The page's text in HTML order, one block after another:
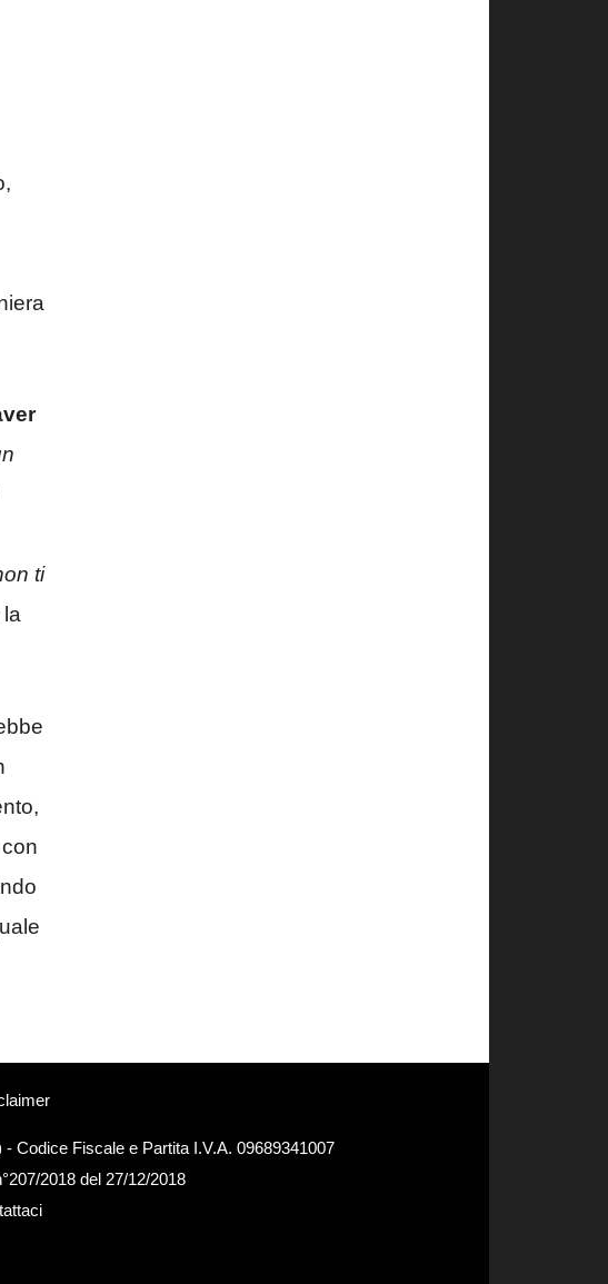
ti
Codice Fiscale e Partita I.V.A. 09689341007
2018 del 27/12/2018